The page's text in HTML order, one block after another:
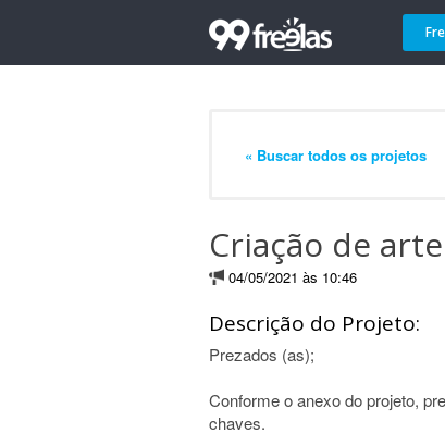
« Buscar todos os projetos
Criação de
04/05/2021 às 10:46
Descrição do Projeto:
Prezados (as);
Conforme o anexo do projeto,
chaves.